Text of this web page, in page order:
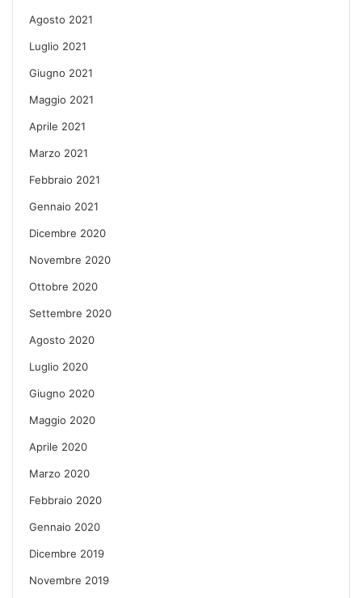
Agosto 2021
Luglio 2021
Giugno 2021
Maggio 2021
Aprile 2021
Marzo 2021
Febbraio 2021
Gennaio 2021
Dicembre 2020
Novembre 2020
Ottobre 2020
Settembre 2020
Agosto 2020
Luglio 2020
Giugno 2020
Maggio 2020
Aprile 2020
Marzo 2020
Febbraio 2020
Gennaio 2020
Dicembre 2019
Novembre 2019